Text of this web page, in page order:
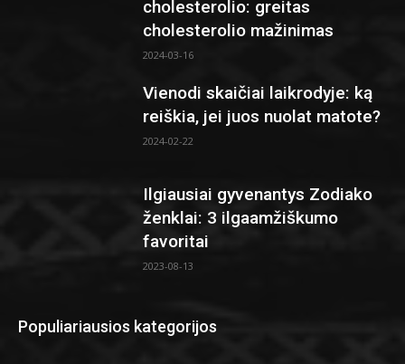
cholesterolio: greitas
cholesterolio mažinimas
2024-03-16
Vienodi skaičiai laikrodyje: ką
reiškia, jei juos nuolat matote?
2024-02-22
Ilgiausiai gyvenantys Zodiako
ženklai: 3 ilgaamžiškumo
favoritai
2023-08-13
Populiariausios kategorijos